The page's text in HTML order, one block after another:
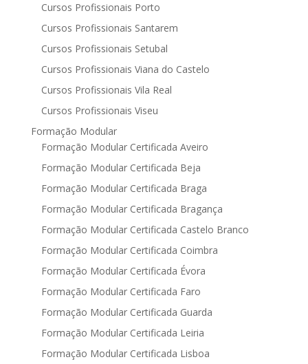
Cursos Profissionais Porto
Cursos Profissionais Santarem
Cursos Profissionais Setubal
Cursos Profissionais Viana do Castelo
Cursos Profissionais Vila Real
Cursos Profissionais Viseu
Formação Modular
Formação Modular Certificada Aveiro
Formação Modular Certificada Beja
Formação Modular Certificada Braga
Formação Modular Certificada Bragança
Formação Modular Certificada Castelo Branco
Formação Modular Certificada Coimbra
Formação Modular Certificada Évora
Formação Modular Certificada Faro
Formação Modular Certificada Guarda
Formação Modular Certificada Leiria
Formação Modular Certificada Lisboa